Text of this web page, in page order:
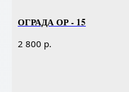
ОГРАДА ОР - 15
2 800 р.